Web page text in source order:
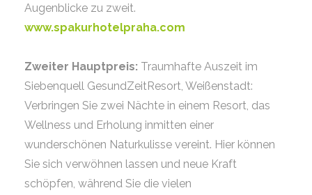
Augenblicke zu zweit.
www.spakurhotelpraha.com
Zweiter Hauptpreis: Traumhafte Auszeit im
Siebenquell GesundZeitResort, Weißenstadt:
Verbringen Sie zwei Nächte in einem Resort, das
Wellness und Erholung inmitten einer
wunderschönen Naturkulisse vereint. Hier können
Sie sich verwöhnen lassen und neue Kraft
schöpfen, während Sie die vielen